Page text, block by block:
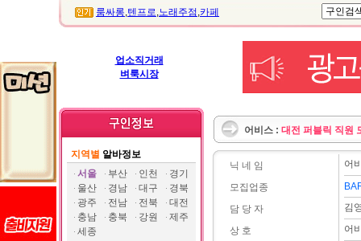
룸싸롱,텐프로,노래주점 ,카페
업소직거래
벼룩시장
지역별 알바정보
서울
부산 인천
경기
울산
경남 대구
경북
광주
전남 전북
대전
충남
충북 강원
제주
세종
어비스 : 대전 퍼블릭 직원
닉 네 임
모집업종
담 당 자
상 호
어
김
어